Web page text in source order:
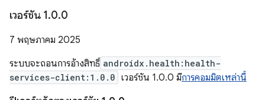
เวอร์ชัน 1.0.0
7 พฤษภาคม 2025
ระบบจะถอนการอ้างสิทธิ์ androidx.health:health-
services-client:1.0.0 เวอร์ชัน 1.0.0 มีการคอมมิตเหล่านี้